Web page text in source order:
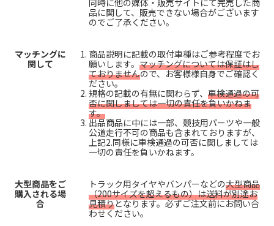
同時に他の媒体・販売サイトにて完売した商
品に関して、販売できない場合がございます
のでご了承ください。
マッチングに
関して
商品説明に記載の取付車種はご参考程度でお
願いします。 マッチングについては保証はし
ておりませんので、お客様様自身でご確認く
ださい。
規格の記載の有無に関わらず、 車検通過の可
否に関しましては一切の責任を負いかねま
す。
出品商品に中には一部、競技用パーツや一般
公道走行不可の商品も含まれておりますが、
上記2.同様に車検通過の可否に関しましては
一切の責任を負いかねます。
大型商品をご
購入される場
合
トラック用タイヤやバンパーなどの大型商品
（200サイズを超えるもの）は送料が別途お
見積りとなります。必ずご注文前にお問い合
わせください。